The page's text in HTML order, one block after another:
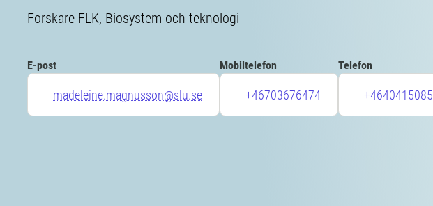
Forskare FLK, Biosystem och teknologi
E-post
madeleine.magnusson@slu.se
Mobiltelefon
+46703676474
Telefon
+4640415085